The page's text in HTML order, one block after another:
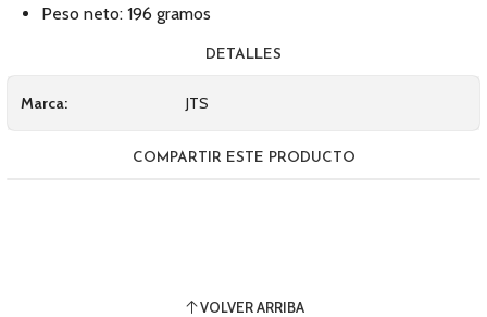
Peso neto: 196 gramos
DETALLES
Marca: JTS
COMPARTIR ESTE PRODUCTO
VOLVER ARRIBA